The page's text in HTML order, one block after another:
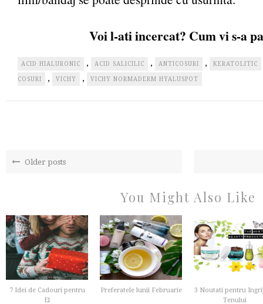
Voi l-ati incercat? Cum vi s-a
ACID HIALURONIC , ACID SALICILIC , ANTICOSURI , KERATOLITIC
COSURI , VICHY , VICHY NORMADERM HYALUSPOT
Older posts
You Might Also Like
7 Idei de Cadouri pentru
El
Preferatele lunii Februarie
3 Noutati pentru
Tenului